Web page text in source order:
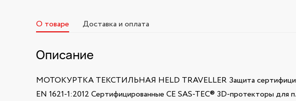
О товаре Доставка и оплата
Описание
МОТОКУРТКА ТЕКСТИЛЬНАЯ HELD TRAVELLER Защита
EN 1621-1:2012 Сертифицированные CE SAS-TEC® 3D-протекторы